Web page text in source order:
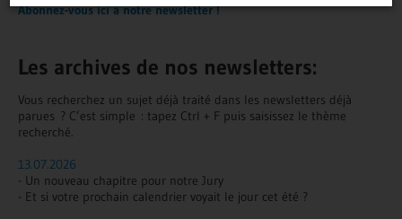
Abonnez-vous ici à notre newsletter !
Les archives de nos newsletters:
Vous recherchez un sujet déjà traité dans les newsletters déjà
parues ? C’est simple : tapez Ctrl + F puis saisissez le thème
recherché.
13.07.2026
- Un nouveau chapitre pour notre Jury
- Et si votre prochain calendrier voyait le jour cet été ?